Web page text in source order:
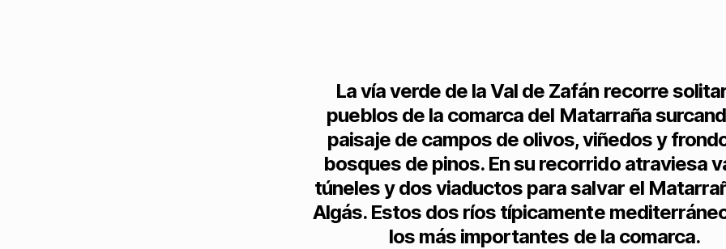
La vía verde de la Val de Zafán recorre
pueblos de la comarca del Matarraña
paisaje de campos de olivos, viñedos y
bosques de pinos. En su recorrido atraviesa
túneles y dos viaductos para salvar el
Algás. Estos dos ríos típicamente
los más importantes de la comarca.